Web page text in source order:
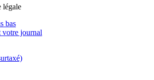
légale
bas
votre journal